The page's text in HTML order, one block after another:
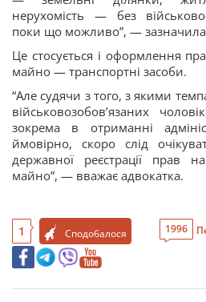
нерухомість — без
поки що можливо”, —
Це стосується і оформлення
майно — транспортні засоби.
“Але судячи з того, з якими
військовозобов’язаних
зокрема в отриманні
ймовірно, скоро слід
державної реєстрації прав
майно”, — вважає адвокатка.
1 Сподобалося 1996